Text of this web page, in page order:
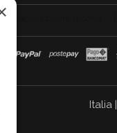
Italia|